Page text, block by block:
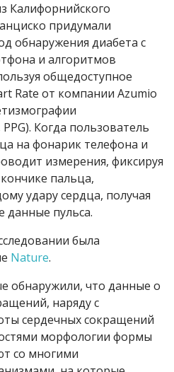
Калифорнийского
придумали
обнаружения диабета с
и алгоритмов
общедоступное
Rate от компании Azumio
Когда пользователь
на фонарик телефона и
измерения, фиксируя
пальца,
удару сердца, получая
данные пульса.
была
Nature.
обнаружили, что данные о
наряду с
сердечных сокращений
морфологии формы
со многими